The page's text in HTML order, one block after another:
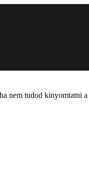
nem tudod kinyomtatni